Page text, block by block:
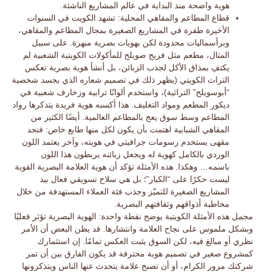
هوية واضحة منذ البداية في عالم المشاريع الناشئة.
قطاع المطاعم والمقاهي المحلية: تشهد الكويت في السنوات
الأخيرة طفرة في المشاريع الصغيرة بمجال المطاعم والمقاهي،
وبرأسماليات محدودة لكن بهويات بصرية مبهرة. على سبيل
المثال، مطعم مثل فريج صويلح للمأكولات الكويتية الشعبية لم
يكتفِ بمذاق الأكل لجذب الزبائن، بل أنشأ هوية بصرية تعكس
التراث الكويتي (يظهر ذلك في تصميم شعاره الذي يجسد شخصية
“أبوسويلح” التراثية)، واستخدم ألوانًا ترابية وزخارف شعبية في
ديكور المطعم ومواد التغليف. هذا أكسبه هوية فريدة يتذكرها رواد
المطاعم وسط سوق يعج بالمطاعم العالمية. أيضًا الكثير من
المقاهي الشبابية اهتمت بأن يكون لكل منها طابع خاص: فنجد
مقهى يستخدم رسومات جرافيتي في هويته، وآخر يعتمد اللون
الوردي بالكامل كهوية له ويجعل زبائنه يربطون هذا اللون
باسمه… وهكذا. هذه الأمثلة تؤكد أن هوية العلامة البصرية القوية
ليست حكرًا على “الكبار”؛ بل هي سلاح تسويقي فعال بيد
المشاريع الصغيرة للتميّز وجذب فئة العملاء المستهدفة من خلال
مخاطبة أذواقهم وثقافتهم البصرية.
مجمل هذه الأمثلة الكويتية يوضح نقطة واحدة: الهوية البصرية تؤثر فعليًا
وبشكل ملموس على نجاح العلامة وانتشارها. قد يظن البعض أن الأمر
نظري أو مبالغ فيه، لكن السوق يثبت العكس تمامًا. إن استثمارك
كمشروع صغير في تصميم هوية محترفة قد يكون الفارق بين أن تمر
شركتك مرور الكرام، أو أن تصبح علامة يتحدث عنها الناس ويتذكرونها